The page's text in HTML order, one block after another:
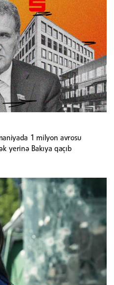
1 milyon avrosu
yerinə Bakıya qaçıb